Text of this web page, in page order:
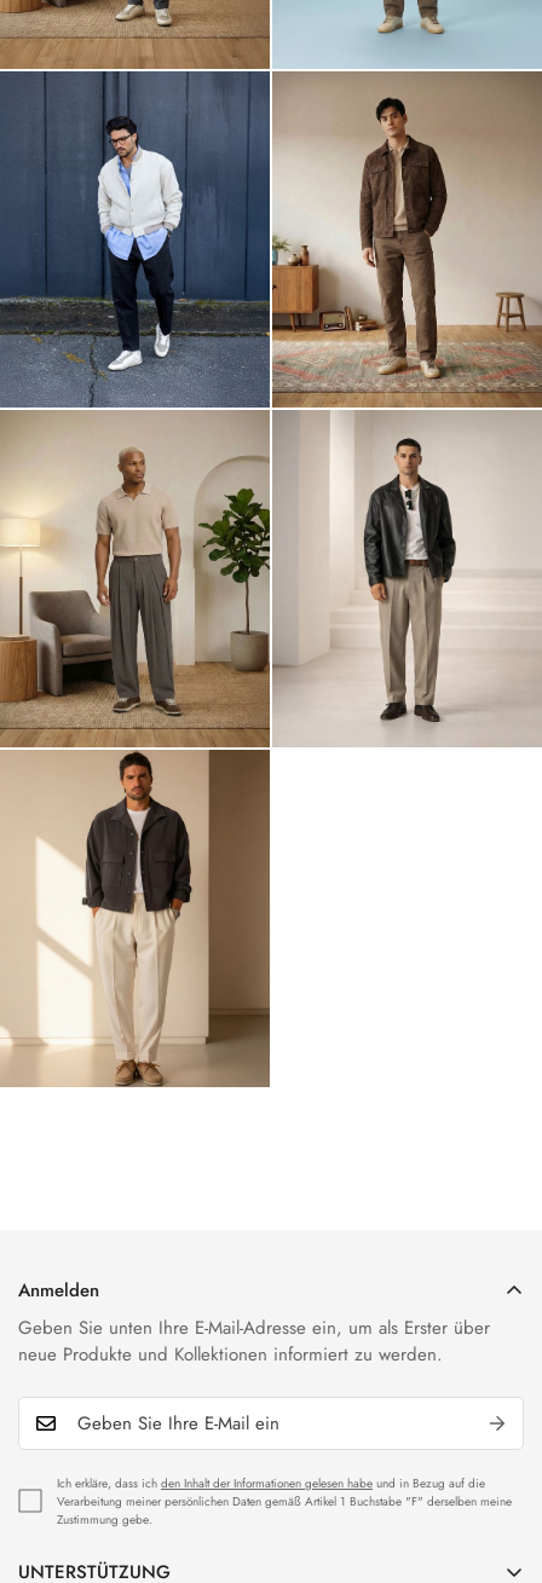
UNTERSTÜTZUNG
Anmelden
Geben Sie unten Ihre E-Mail-Adresse ein, um als Erster über
neue Produkte und Kollektionen informiert zu werden.
Ich erkläre, dass ich den Inhalt der Informationen gelesen habe und in Bezug auf die
Verarbeitung meiner persönlichen Daten gemäß Artikel 1 Buchstabe "F" derselben meine
Zustimmung gebe.